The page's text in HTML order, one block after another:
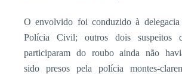
O envolvido foi conduzido à delegacia
Polícia Civil; outros dois suspeitos
participaram do roubo ainda não
sido presos pela polícia montes-